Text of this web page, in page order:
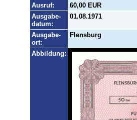
Ausruf:
60,00 EUR
Ausgabe-
datum:
01.08.1971
Ausgabe-
ort:
Flensburg
Abbildung: